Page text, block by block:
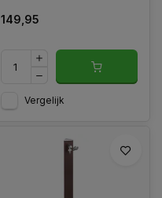
149,95
Vergelijk